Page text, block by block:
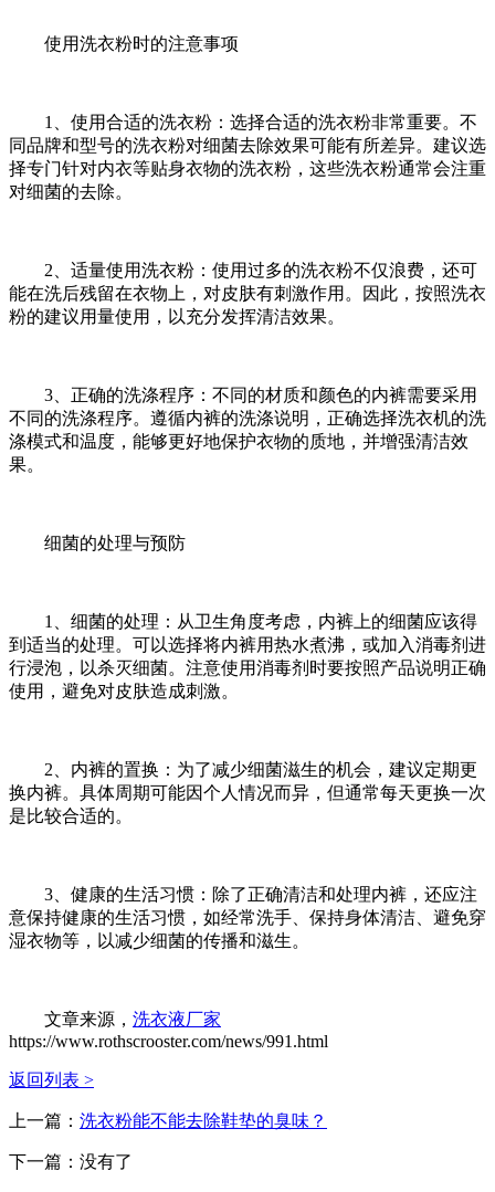
使用洗衣粉时的注意事项
1、使用合适的洗衣粉：选择合适的洗衣粉非常重要。不
同品牌和型号的洗衣粉对细菌去除效果可能有所差异。建议选
择专门针对内衣等贴身衣物的洗衣粉，这些洗衣粉通常会注重
对细菌的去除。
2、适量使用洗衣粉：使用过多的洗衣粉不仅浪费，还可
能在洗后残留在衣物上，对皮肤有刺激作用。因此，按照洗衣
粉的建议用量使用，以充分发挥清洁效果。
3、正确的洗涤程序：不同的材质和颜色的内裤需要采用
不同的洗涤程序。遵循内裤的洗涤说明，正确选择洗衣机的洗
涤模式和温度，能够更好地保护衣物的质地，并增强清洁效
果。
细菌的处理与预防
1、细菌的处理：从卫生角度考虑，内裤上的细菌应该得
到适当的处理。可以选择将内裤用热水煮沸，或加入消毒剂进
行浸泡，以杀灭细菌。注意使用消毒剂时要按照产品说明正确
使用，避免对皮肤造成刺激。
2、内裤的置换：为了减少细菌滋生的机会，建议定期更
换内裤。具体周期可能因个人情况而异，但通常每天更换一次
是比较合适的。
3、健康的生活习惯：除了正确清洁和处理内裤，还应注
意保持健康的生活习惯，如经常洗手、保持身体清洁、避免穿
湿衣物等，以减少细菌的传播和滋生。
文章来源， 洗衣液厂家
https://www.rothscrooster.com/news/991.html
返回列表 >
上一篇： 洗衣粉能不能去除鞋垫的臭味？
下一篇： 没有了